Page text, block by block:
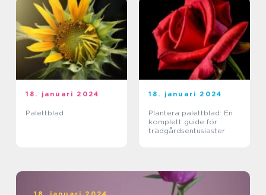
18. januari 2024
Palettblad
18. januari 2024
Plantera palettblad: En
komplett guide för
trädgårdsentusiaster